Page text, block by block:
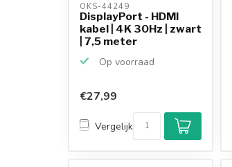
OKS-44249
DisplayPort - HDMI
kabel | 4K 30Hz | zwart
| 7,5 meter
Op voorraad
€27,99
Vergelijk